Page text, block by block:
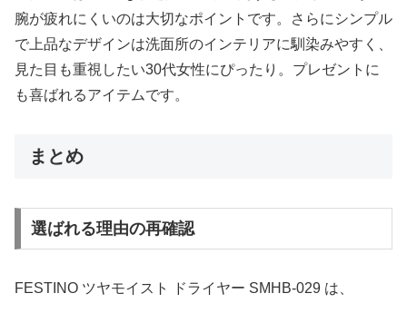
腕が疲れにくいのは大切なポイントです。さらにシンプル
で上品なデザインは洗面所のインテリアに馴染みやすく、
見た目も重視したい30代女性にぴったり。プレゼントに
も喜ばれるアイテムです。
まとめ
選ばれる理由の再確認
FESTINO ツヤモイスト ドライヤー SMHB-029 は、